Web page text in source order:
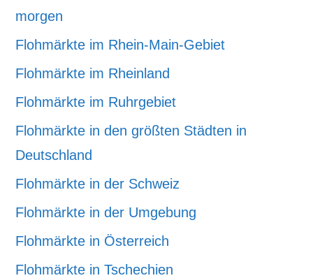
morgen
Flohmärkte im Rhein-Main-Gebiet
Flohmärkte im Rheinland
Flohmärkte im Ruhrgebiet
Flohmärkte in den größten Städten in
Deutschland
Flohmärkte in der Schweiz
Flohmärkte in der Umgebung
Flohmärkte in Österreich
Flohmärkte in Tschechien